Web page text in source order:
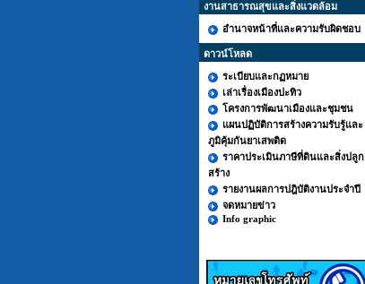
งานสาธารณสุขและสิ่งแวดล้อม
อำนาจหน้าที่และความรับผิดชอบ
ดาวน์โหลด
ระเบียบและกฏหมาย
เล่าเรื่องเมืองปะทิว
โครงการพัฒนาเมืองและชุมชน
แผนปฏิบัติการสร้างความรับรู้และ
ภูมิคุ้มกันยาเสพติด
ราคาประเมินภาษีที่ดินและสิ่งปลูก
สร้าง
รายงานผลการปฎิบัติงานประจำปี
จดหมายข่าว
Info graphic